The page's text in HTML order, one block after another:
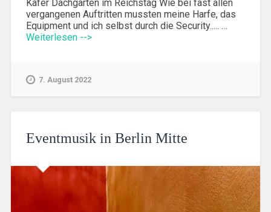
Käfer Dachgarten im Reichstag Wie bei fast allen
vergangenen Auftritten mussten meine Harfe, das
Equipment und ich selbst durch die Security..... …
Weiterlesen -->
7. August 2022
Eventmusik in Berlin Mitte